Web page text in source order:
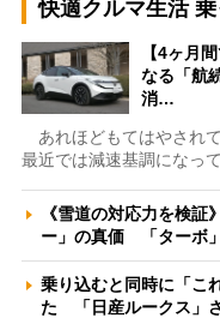
快適クルマ生活
【4ヶ月
なる「航
消…
あれほどもてはやされ
最近では減速基調になっ
《雪道の対応力を検証
ー」の真価 「ターボ
乗り込むと同時に「こ
た 「日産ルークス」